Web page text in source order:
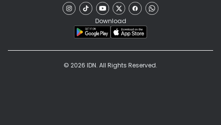
Download
© 2026 IDN. All Rights Reserved.